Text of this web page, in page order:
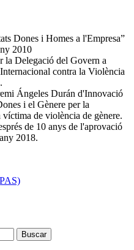
Dones i Homes a l'Empresa”
2010
la Delegació del Govern a
contra la Violència
Ángeles Durán d'Innovació
i el Gènere per la
de violència de gènere.
de 10 anys de l'aprovació
2018.
Buscar